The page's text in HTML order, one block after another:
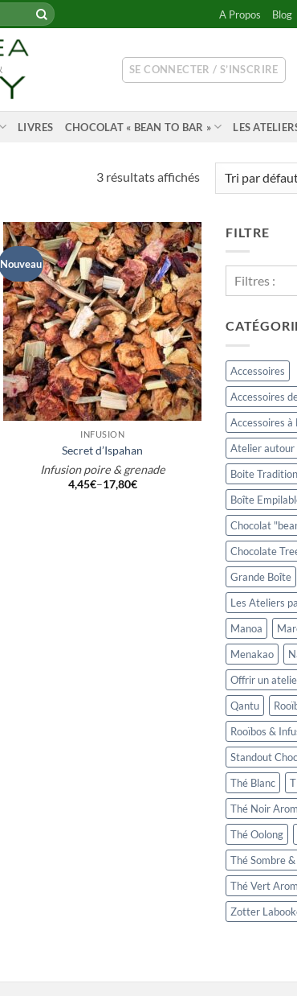
A Propos Blog
SE CONNECTER / S’INSCRIRE
LIVRES CHOCOLAT « BEAN TO BAR » LES
3 résultats affichés
Nouveau
+
INFUSION
Secret d’Ispahan
Infusion poire & grenade
4,45€–17,80€
FILTRE
Filtres :
Accessoires
Accessoires
Accessoires à
Atelier autour
Boite
Boîte
Chocolat
Chocolate
Grande Boîte
Les Ateliers
Manoa
Menakao
Offrir un
Qantu
Rooïbos &
Standout
Thé Blanc
Thé Noir
Thé Oolong
Thé Sombre
Thé Vert
Zotter